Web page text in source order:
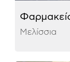
Μελίσσια